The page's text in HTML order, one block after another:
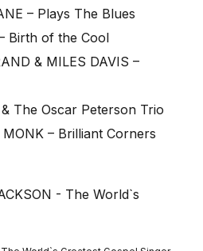
– Plays The Blues
Birth of the Cool
& MILES DAVIS –
The Oscar Peterson Trio
– Brilliant Corners